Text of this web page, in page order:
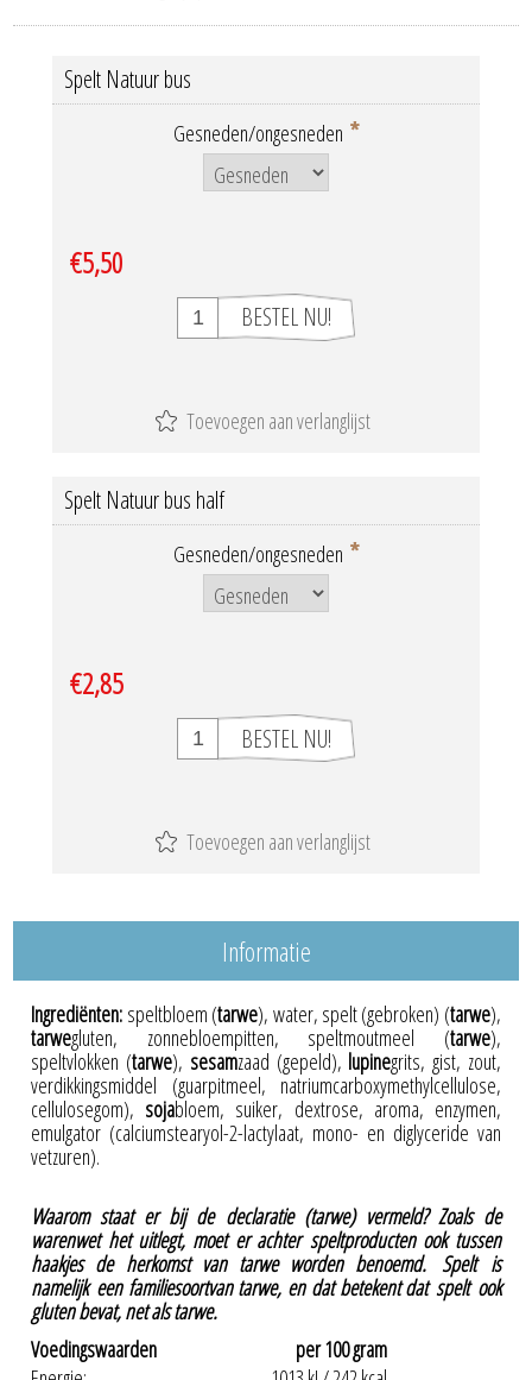
Spelt Natuur bus
Gesneden/ongesneden *
€5,50
Spelt Natuur bus half
Gesneden/ongesneden *
€2,85
Informatie
Ingrediënten: speltbloem (tarwe), water, spelt (gebroken) (tarwe),
tarwegluten, zonnebloempitten, speltmoutmeel (tarwe),
speltvlokken (tarwe), sesamzaad (gepeld), lupinegrits, gist, zout,
verdikkingsmiddel (guarpitmeel, natriumcarboxymethylcellulose,
cellulosegom), sojabloem, suiker, dextrose, aroma, enzymen,
emulgator (calciumstearyol-2-lactylaat, mono- en diglyceride van
vetzuren).
Waarom staat er bij de declaratie (tarwe) vermeld? Zoals de
warenwet het uitlegt, moet er achterspeltproducten ook tussen
haakjes de herkomst van tarwe worden benoemd. Speltis
namelijk een familiesoortvan tarwe, en dat betekent datspeltook
gluten bevat, net als tarwe.
Voedingswaarden
per 100 gram